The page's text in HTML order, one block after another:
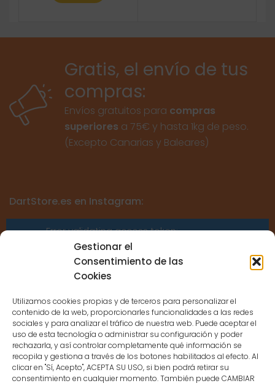
Gestionar el
Consentimiento de las
Cookies
Utilizamos cookies propias y de terceros para personalizar el
contenido de la web, proporcionarles funcionalidades a las redes
sociales y para analizar el tráfico de nuestra web. Puede aceptar el
uso de esta tecnología o administrar su configuración y poder
rechazarla, y así controlar completamente qué información se
recopila y gestiona a través de los botones habilitados al efecto. Al
clicar en "Sí, Acepto", ACEPTA SU USO, si bien podrá retirar su
consentimiento en cualquier momento. También puede CAMBIAR
Gratis, el envío de tus
compras:
Envíos gratuitos para compras
superiores a 75€ y hasta 1kg de peso.
(Excepto Canarias y Baleares)
DartStore.es en Instagram:
Error validating access token:
Sessions for the user are not allowed
because the user is not a confirmed
CONTACTO
MENÚ PRINCIPAL